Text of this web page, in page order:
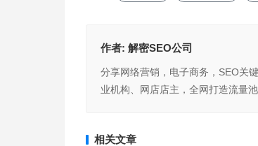
作者: 解密SEO公司
分享网络营销，电子商务，SEO关
业机构、网店店主，全网打造流量池
相关文章